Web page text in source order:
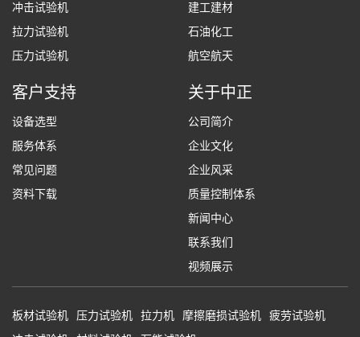
冲击试验机
拉力试验机
压力试验机
建工建材
石油化工
航空航天
客户支持
设备选型
服务体系
常见问题
资料下载
关于中正
公司简介
企业文化
企业风采
质量控制体系
新闻中心
联系我们
视频展示
板材试验机 压力试验机 拉力机 摩擦磨损试验机
疲劳试验机